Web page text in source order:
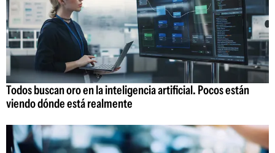
Todos buscan oro en la inteligencia artificial. Pocos están
viendo dónde está realmente